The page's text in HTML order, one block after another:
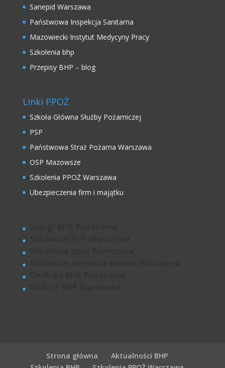
Sanepid Warszawa
Państwowa Inspekcja Sanitarna
Mazowiecki Instytut Medycyny Pracy
Szkolenia bhp
Przepisy BHP – blog
Linki PPOŻ
Szkoła Główna Służby Pożarniczej
PSP
Państwowa Straż Pożarna Warszawa
OSP Mazowsze
Szkolenia PPOŻ Warszawa
Ubezpieczenia firm i majątku
Strona główna
Aktualności BHP